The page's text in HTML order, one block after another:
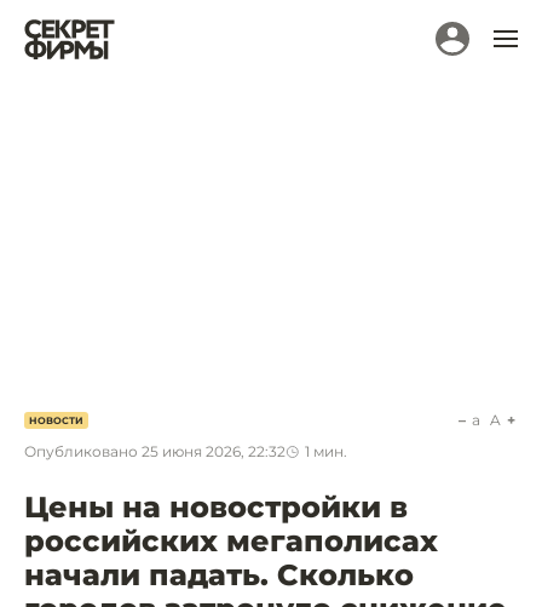
НОВОСТИ
Опубликовано 25 июня 2026, 22:32 1 мин.
a A
Цены на новостройки в
российских мегаполисах
начали падать. Сколько